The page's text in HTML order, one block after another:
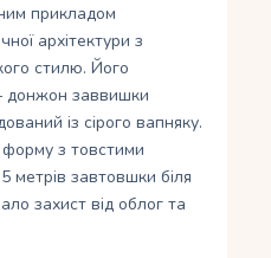
прикладом
архітектури з
стилю. Його
донжон заввишки
із сірого вапняку.
з товстими
метрів завтовшки біля
захист від облог та